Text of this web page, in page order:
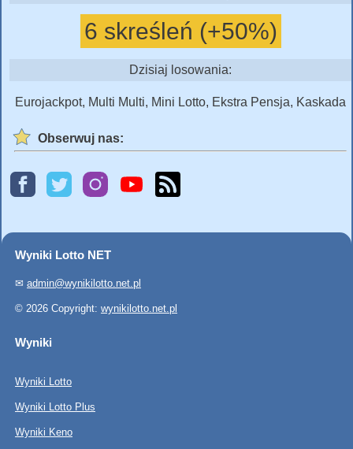
6 skreśleń (+50%)
Dzisiaj losowania:
Eurojackpot, Multi Multi, Mini Lotto, Ekstra Pensja, Kaskada
Obserwuj nas:
Wyniki Lotto NET
✉ admin@wynikilotto.net.pl
© 2026 Copyright: wynikilotto.net.pl
Wyniki
Wyniki Lotto
Wyniki Lotto Plus
Wyniki Keno